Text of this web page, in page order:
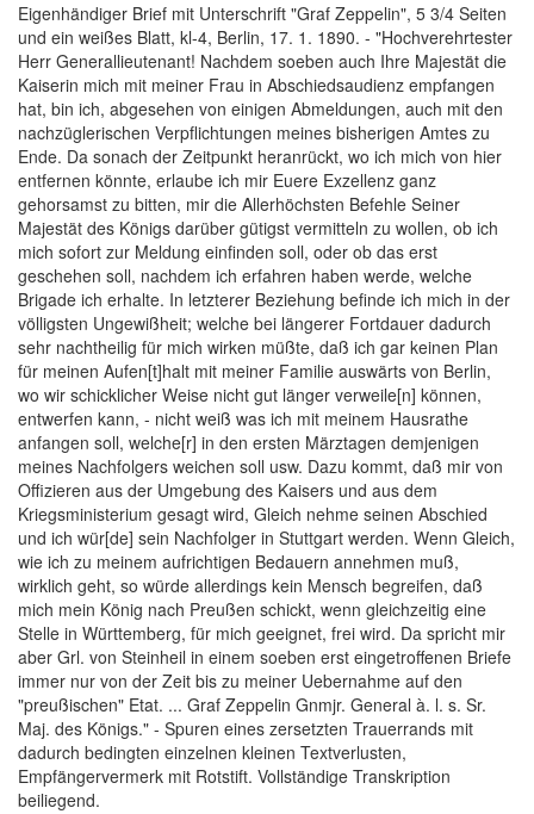
Eigenhändiger Brief mit Unterschrift "Graf Zeppelin", 5 3/4 Seiten
und ein weißes Blatt, kl-4, Berlin, 17. 1. 1890. - "Hochverehrtester
Herr Generallieutenant! Nachdem soeben auch Ihre Majestät die
Kaiserin mich mit meiner Frau in Abschiedsaudienz empfangen
hat, bin ich, abgesehen von einigen Abmeldungen, auch mit den
nachzüglerischen Verpflichtungen meines bisherigen Amtes zu
Ende. Da sonach der Zeitpunkt heranrückt, wo ich mich von hier
entfernen könnte, erlaube ich mir Euere Exzellenz ganz
gehorsamst zu bitten, mir die Allerhöchsten Befehle Seiner
Majestät des Königs darüber gütigst vermitteln zu wollen, ob ich
mich sofort zur Meldung einfinden soll, oder ob das erst
geschehen soll, nachdem ich erfahren haben werde, welche
Brigade ich erhalte. In letzterer Beziehung befinde ich mich in der
völligsten Ungewißheit; welche bei längerer Fortdauer dadurch
sehr nachtheilig für mich wirken müßte, daß ich gar keinen Plan
für meinen Aufen[t]halt mit meiner Familie auswärts von Berlin,
wo wir schicklicher Weise nicht gut länger verweile[n] können,
entwerfen kann, - nicht weiß was ich mit meinem Hausrathe
anfangen soll, welche[r] in den ersten Märztagen demjenigen
meines Nachfolgers weichen soll usw. Dazu kommt, daß mir von
Offizieren aus der Umgebung des Kaisers und aus dem
Kriegsministerium gesagt wird, Gleich nehme seinen Abschied
und ich wür[de] sein Nachfolger in Stuttgart werden. Wenn Gleich,
wie ich zu meinem aufrichtigen Bedauern annehmen muß,
wirklich geht, so würde allerdings kein Mensch begreifen, daß
mich mein König nach Preußen schickt, wenn gleichzeitig eine
Stelle in Württemberg, für mich geeignet, frei wird. Da spricht mir
aber Grl. von Steinheil in einem soeben erst eingetroffenen Briefe
immer nur von der Zeit bis zu meiner Uebernahme auf den
"preußischen" Etat. ... Graf Zeppelin Gnmjr. General à. l. s. Sr.
Maj. des Königs." - Spuren eines zersetzten Trauerrands mit
dadurch bedingten einzelnen kleinen Textverlusten,
Empfängervermerk mit Rotstift. Vollständige Transkription
beiliegend.